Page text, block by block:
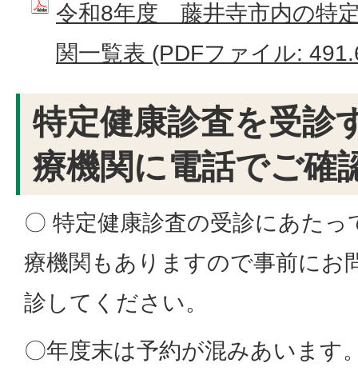
令和8年度 藤井寺市内の特
関一覧表 (PDFファイル:
特定健康診査を受診
療機関に電話でご確
〇 特定健康診査の受診にあた
療機関もありますので事前にお
診してください。
〇年度末は予約が混みあいます